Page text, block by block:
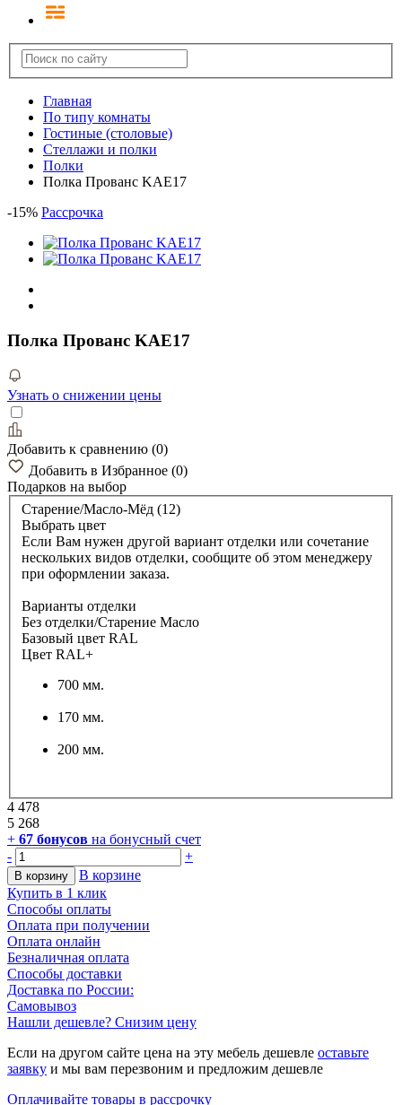
Главная
По типу комнаты
Гостиные (столовые)
Стеллажи и полки
Полки
Полка Прованс KAE17
-15% Рассрочка
Полка Прованс KAE17
Узнать о снижении цены
Добавить к сравнению (0)
Добавить в Избранное (0)
Подарков на выбор
Старение/Масло-Мёд (12)
Выбрать цвет
Если Вам нужен другой вариант отделки или сочетание
нескольких видов отделки, сообщите об этом менеджеру
при оформлении заказа.
Варианты отделки
Без отделки/Старение Масло
Базовый цвет RAL
Цвет RAL+
700 мм.
170 мм.
200 мм.
4 478
5 268
+ 67 бонусов на бонусный счет
-
+
В корзину
В корзине
Купить в 1 клик
Способы оплаты
Оплата при получении
Оплата онлайн
Безналичная оплата
Способы доставки
Доставка по России:
Самовывоз
Нашли дешевле? Снизим цену
Если на другом сайте цена на эту мебель дешевле оставьте
заявку и мы вам перезвоним и предложим дешевле
Оплачивайте товары в рассрочку